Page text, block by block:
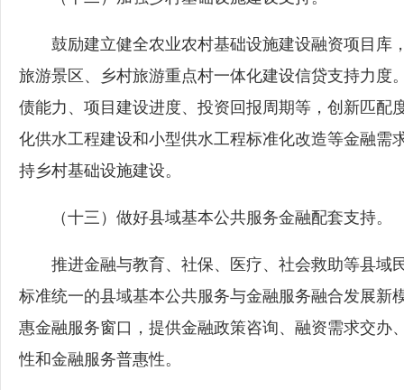
鼓励建立健全农业农村基础设施建设融资项目库
旅游景区、乡村旅游重点村一体化建设信贷支持力度
债能力、项目建设进度、投资回报周期等，创新匹配
化供水工程建设和小型供水工程标准化改造等金融需
持乡村基础设施建设。
（十三）做好县域基本公共服务金融配套支持。
推进金融与教育、社保、医疗、社会救助等县域
标准统一的县域基本公共服务与金融服务融合发展新
惠金融服务窗口，提供金融政策咨询、融资需求交办
性和金融服务普惠性。